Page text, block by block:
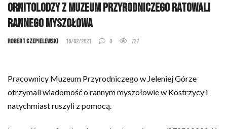
Ornitolodzy z Muzeum Przyrodniczego ratowali
rannego myszołowa
Robert Czepielewski 16/02/2021 0 727
Pracownicy Muzeum Przyrodniczego w Jeleniej Górze
otrzymali wiadomość o rannym myszołowie w Kostrzycy i
natychmiast ruszyli z pomocą.